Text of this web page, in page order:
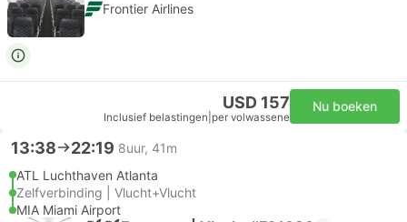
Frontier Airlines
USD 157
Inclusief belastingen per volwassene
Nu boeken
13:38 22:19 8uur, 41m
ATL Luchthaven Atlanta
Zelfverbinding | Vlucht+Vlucht
MIA Miami Airport